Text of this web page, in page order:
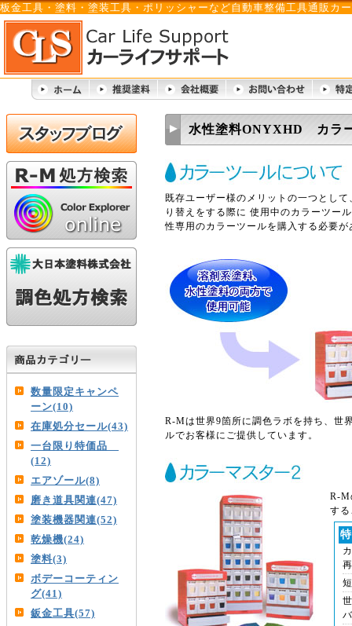
板金工具・塗料・塗装工具・ポリッシャーなど自動車整備工具通販カ
数量限定キャンペ
ーン(10)
在庫処分セール(43)
一台限り特価品
(12)
エアゾール(8)
磨き道具関連(47)
塗装機器関連(52)
乾燥機(24)
塗料(3)
ボデーコーティン
グ(41)
鈑金工具(57)
水性塗料ONYXHD カラ
既存ユーザー様のメリットの一つとし
り替えをする際に 使用中のカラーツー
性専用のカラーツールを購入する必要が
R-Mは世界9箇所に調色ラボを持ち、世
ルでお客様にご提供しています。
R-M
す